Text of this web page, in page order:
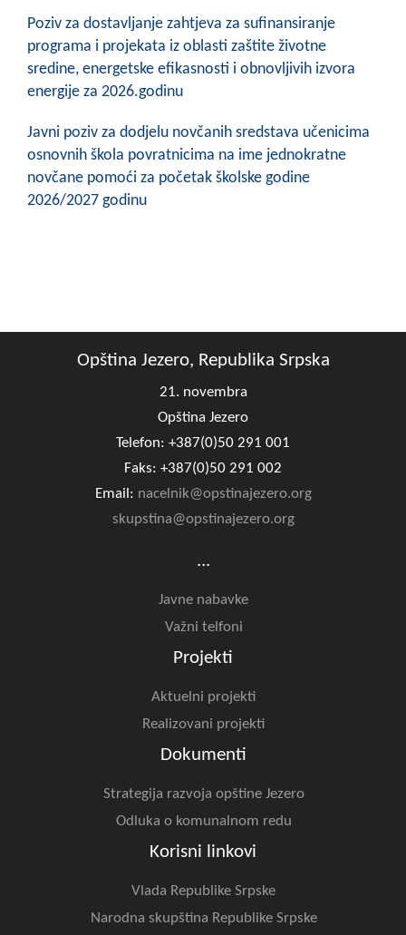
CIVILNA ZAŠTITA
KONTAKT
Poziv za dostavljanje zahtjeva za sufinansiranje
programa i projekata iz oblasti zaštite životne
sredine, energetske efikasnosti i obnovljivih izvora
energije za 2026.godinu
Javni poziv za dodjelu novčanih sredstava učenicima
osnovnih škola povratnicima na ime jednokratne
novčane pomoći za početak školske godine
2026/2027 godinu
Opština Jezero, Republika Srpska
21. novembra
Opština Jezero
Telefon: +387(0)50 291 001
Faks: +387(0)50 291 002
Email: nacelnik@opstinajezero.org
skupstina@opstinajezero.org
...
Javne nabavke
Važni telfoni
Projekti
Aktuelni projekti
Realizovani projekti
Dokumenti
Strategija razvoja opštine Jezero
Odluka o komunalnom redu
Korisni linkovi
Vlada Republike Srpske
Narodna skupština Republike Srpske